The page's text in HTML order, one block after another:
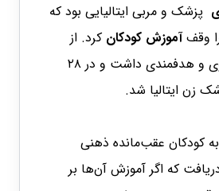
پزشک و مربی ایتالیایی بود که
وقفآموزش کودکان کرد. از
کودکی روحیه قوی و هدفمندی داشت و در ۲۸
زن ایتالیا شد.
به کودکان عقب‌مانده ذهنی
که اگر آموزش آن‌ها بر